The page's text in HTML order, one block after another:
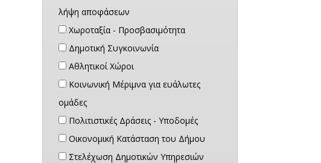
λήψη αποφάσεων
Χωροταξία - Προσβασιμότητα
Δημοτική Συγκοινωνία
Αθλητικοί Χώροι
Κοινωνική Μέριμνα για ευάλωτες
ομάδες
Πολιτιστικές Δράσεις - Υποδομές
Οικονομική Κατάσταση του Δήμου
Στελέχωση Δημοτικών Υπηρεσιών